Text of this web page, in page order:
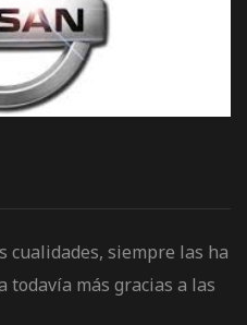
cualidades, siempre las ha
todavía más gracias a las